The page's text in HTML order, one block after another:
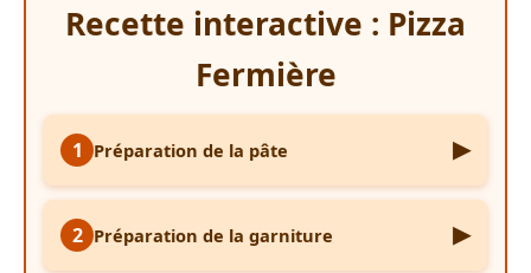
Recette interactive : Pizza
Fermière
1 Préparation de la pâte ▶
2 Préparation de la garniture ▶